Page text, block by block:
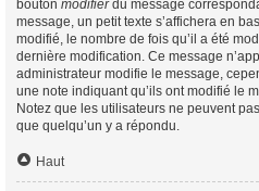
bouton modifierdu message
message, un petit texte s’affichera en
modifié, le nombre de fois qu’il a été
dernière modification. Ce message
administrateur modifie le message,
une note indiquant qu’ils ont modifié le
Notez que les utilisateurs ne peuvent
que quelqu’un y a répondu.
Haut